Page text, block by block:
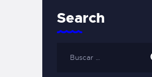
Search